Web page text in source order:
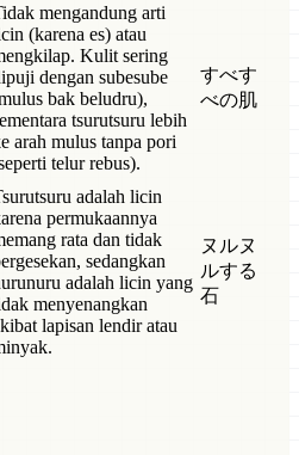
mengandung arti
(karena es) atau
Kulit sering
dengan subesube
bak beludru),
tsurutsuru lebih
arah mulus tanpa pori
telur rebus).
すべす
べの肌
adalah licin
permukaannya
rata dan tidak
sedangkan
adalah licin yang
menyenangkan
lapisan lendir atau
ヌルヌ
ルする
石